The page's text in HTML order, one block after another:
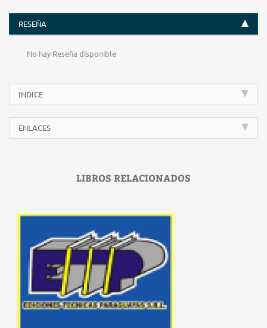
RESEÑA
No hay Reseña disponible
INDICE
ENLACES
LIBROS RELACIONADOS